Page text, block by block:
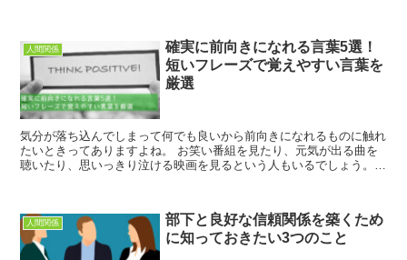
人間関係
確実に前向きになれる言葉5選！
短いフレーズで覚えやすい言葉を
厳選
気分が落ち込んでしまって何でも良いから前向きになれるものに触れ
たいときってありますよね。 お笑い番組を見たり、元気が出る曲を
聴いたり、思いっきり泣ける映画を見るという人もいるでしょう。
人間関係
部下と良好な信頼関係を築くため
に知っておきたい3つのこと